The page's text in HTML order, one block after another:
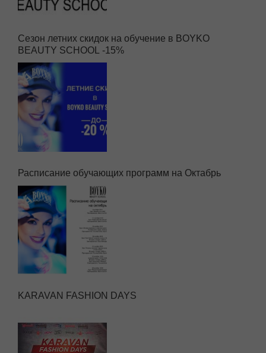
Сезон летних скидок на обучение в BOYKO
BEAUTY SCHOOL -15%
Расписание обучающих программ на Октабрь
KARAVAN FASHION DAYS